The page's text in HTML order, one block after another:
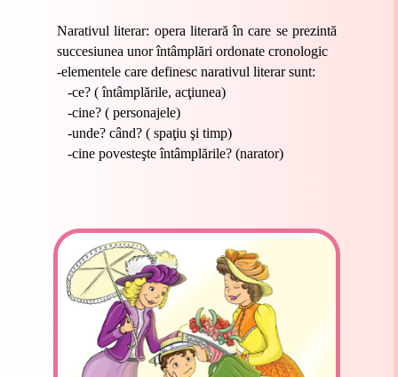
Narativul literar: opera literară în care se prezintă
succesiunea unor întâmplări ordonate cronologic
-elementele care definesc narativul literar sunt:
-ce? ( întâmplările, acţiunea)
-cine? ( personajele)
-unde? când? ( spaţiu şi timp)
-cine povesteşte întâmplările? (narator)